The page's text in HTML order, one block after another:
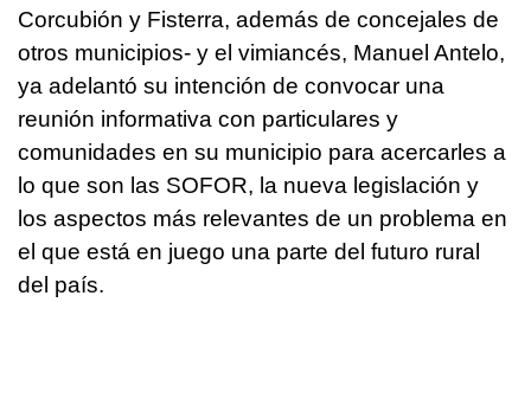
Corcubión y Fisterra, además de concejales de
otros municipios- y el vimiancés, Manuel Antelo,
ya adelantó su intención de convocar una
reunión informativa con particulares y
comunidades en su municipio para acercarles a
lo que son las SOFOR, la nueva legislación y
los aspectos más relevantes de un problema en
el que está en juego una parte del futuro rural
del país.